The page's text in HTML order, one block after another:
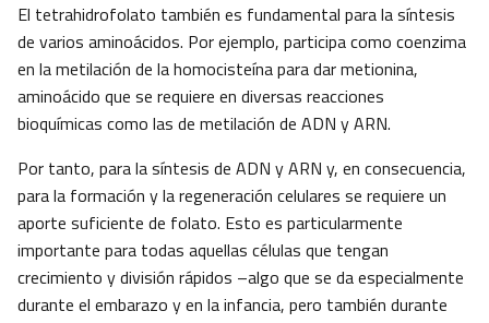
El tetrahidrofolato también es fundamental para la síntesis
de varios aminoácidos. Por ejemplo, participa como coenzima
en la metilación de la homocisteína para dar metionina,
aminoácido que se requiere en diversas reacciones
bioquímicas como las de metilación de ADN y ARN.
Por tanto, para la síntesis de ADN y ARN y, en consecuencia,
para la formación y la regeneración celulares se requiere un
aporte suficiente de folato. Esto es particularmente
importante para todas aquellas células que tengan
crecimiento y división rápidos –algo que se da especialmente
durante el embarazo y en la infancia, pero también durante